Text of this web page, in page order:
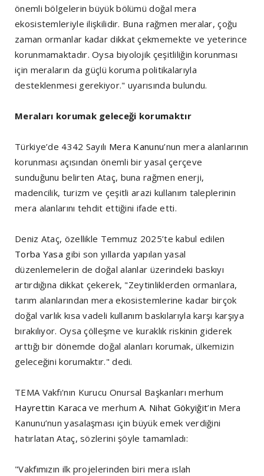
önemli bölgelerin büyük bölümü doğal mera
ekosistemleriyle ilişkilidir. Buna rağmen meralar, çoğu
zaman ormanlar kadar dikkat çekmemekte ve yeterince
korunmamaktadır. Oysa biyolojik çeşitliliğin korunması
için meraların da güçlü koruma politikalarıyla
desteklenmesi gerekiyor." uyarısında bulundu.
Meraları korumak geleceği korumaktır
Türkiye’de 4342 Sayılı Mera Kanunu’nun mera alanlarının
korunması açısından önemli bir yasal çerçeve
sunduğunu belirten Ataç, buna rağmen enerji,
madencilik, turizm ve çeşitli arazi kullanım taleplerinin
mera alanlarını tehdit ettiğini ifade etti.
Deniz Ataç, özellikle Temmuz 2025’te kabul edilen
Torba Yasa gibi son yıllarda yapılan yasal
düzenlemelerin de doğal alanlar üzerindeki baskıyı
artırdığına dikkat çekerek, "Zeytinliklerden ormanlara,
tarım alanlarından mera ekosistemlerine kadar birçok
doğal varlık kısa vadeli kullanım baskılarıyla karşı karşıya
bırakılıyor. Oysa çölleşme ve kuraklık riskinin giderek
arttığı bir dönemde doğal alanları korumak, ülkemizin
geleceğini korumaktır." dedi.
TEMA Vakfı'nın Kurucu Onursal Başkanları merhum
Hayrettin Karaca ve merhumA. Nihat Gökyiğit’in Mera
Kanunu’nun yasalaşması için büyük emek verdiğini
hatırlatan Ataç, sözlerini şöyle tamamladı:
"Vakfımızın ilk projelerinden biri mera ıslah